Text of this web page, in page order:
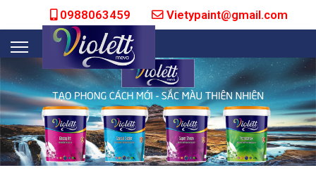
0988063459 Vietypaint@gmail.com